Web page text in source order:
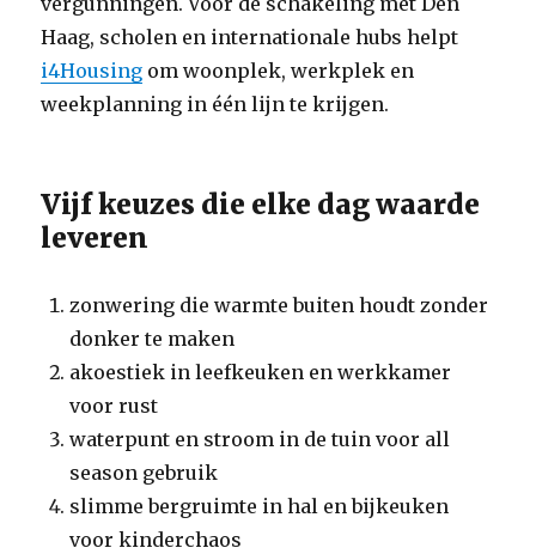
Haag, scholen en internationale hubs helpt
i4Housing om woonplek, werkplek en
weekplanning in één lijn te krijgen.
Vijf keuzes die elke dag waarde
leveren
zonwering die warmte buiten houdt zonder
donker te maken
akoestiek in leefkeuken en werkkamer
voor rust
waterpunt en stroom in de tuin voor all
season gebruik
slimme bergruimte in hal en bijkeuken
voor kinderchaos